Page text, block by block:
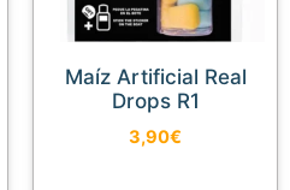
Maíz Artificial Real
Drops R1
3,90€